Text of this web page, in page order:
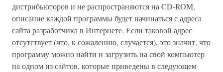
дистрибьюторов и не распространяются на CD-ROM,
описание каждой программы будет начинаться с адреса
сайта разработчика в Интернете. Если таковой адрес
отсутствует (что, к сожалению, случается), это значит, что
программу можно найти и загрузить на свой компьютер
на одном из сайтов, которые приведены в следующем